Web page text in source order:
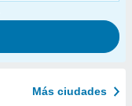
Más ciudades